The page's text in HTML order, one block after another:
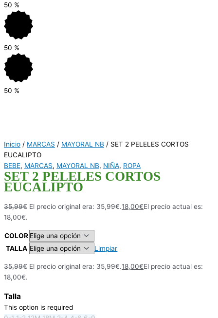
50 %
50 %
50 %
Inicio / MARCAS / MAYORAL NB / SET 2 PELELES CORTOS
EUCALIPTO
BEBE, MARCAS, MAYORAL NB, NIÑA, ROPA
SET 2 PELELES CORTOS
EUCALIPTO
35,99€ El precio original era: 35,99€.18,00€El precio actual es:
18,00€.
COLOR
TALLA
Limpiar
35,99€ El precio original era: 35,99€.18,00€El precio actual es:
18,00€.
Talla
This option is required